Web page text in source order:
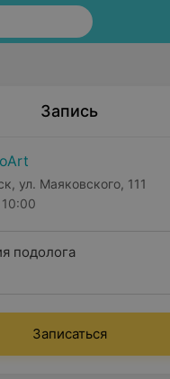
Запись
ул. Маяковского, 111
10:00
подолога
Записаться